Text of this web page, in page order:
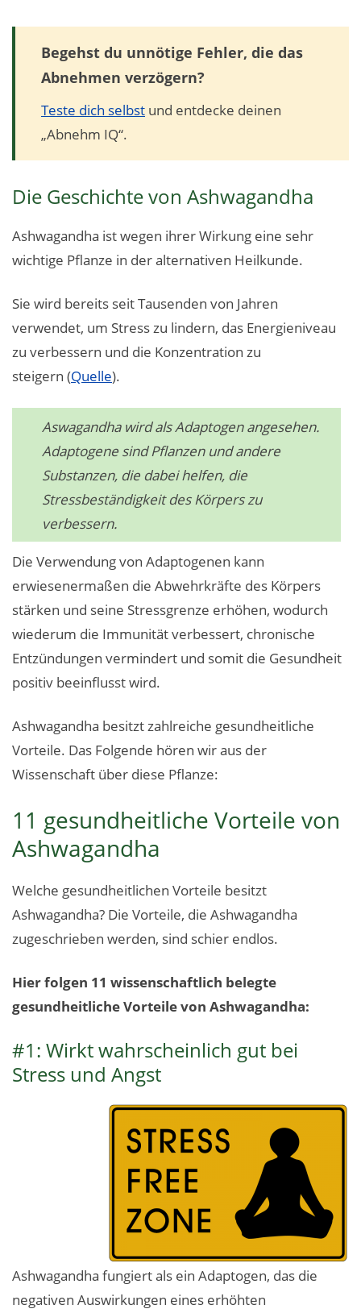
Begehst du unnötige Fehler, die das
Abnehmen verzögern?
Teste dich selbst und entdecke deinen
„Abnehm IQ“.
Die Geschichte von Ashwagandha
Ashwagandha ist wegen ihrer Wirkung eine sehr
wichtige Pflanze in der alternativen Heilkunde.
Sie wird bereits seit Tausenden von Jahren
verwendet, um Stress zu lindern, das Energieniveau
zu verbessern und die Konzentration zu
steigern (Quelle).
Aswagandha wird als Adaptogen angesehen.
Adaptogene sind Pflanzen und andere
Substanzen, die dabei helfen, die
Stressbeständigkeit des Körpers zu
verbessern.
Die Verwendung von Adaptogenen kann
erwiesenermaßen die Abwehrkräfte des Körpers
stärken und seine Stressgrenze erhöhen, wodurch
wiederum die Immunität verbessert, chronische
Entzündungen vermindert und somit die Gesundheit
positiv beeinflusst wird.
Ashwagandha besitzt zahlreiche gesundheitliche
Vorteile. Das Folgende hören wir aus der
Wissenschaft über diese Pflanze:
11 gesundheitliche Vorteile von
Ashwagandha
Welche gesundheitlichen Vorteile besitzt
Ashwagandha? Die Vorteile, die Ashwagandha
zugeschrieben werden, sind schier endlos.
Hier folgen 11 wissenschaftlich belegte
gesundheitliche Vorteile von Ashwagandha:
#1: Wirkt wahrscheinlich gut bei
Stress und Angst
Ashwagandha fungiert als ein Adaptogen, das die
negativen Auswirkungen eines erhöhten